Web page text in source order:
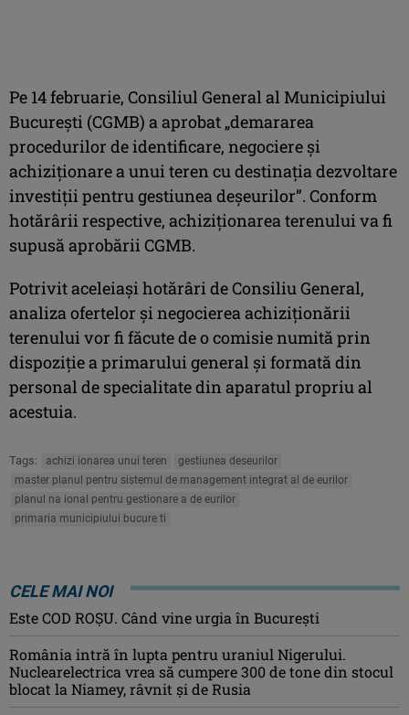
Pe 14 februarie, Consiliul General al Municipiului
Bucureşti (CGMB) a aprobat „demararea
procedurilor de identificare, negociere şi
achiziţionare a unui teren cu destinaţia dezvoltare
investiţii pentru gestiunea deşeurilor”. Conform
hotărârii respective, achiziţionarea terenului va fi
supusă aprobării CGMB.
Potrivit aceleiaşi hotărâri de Consiliu General,
analiza ofertelor şi negocierea achiziţionării
terenului vor fi făcute de o comisie numită prin
dispoziţie a primarului general şi formată din
personal de specialitate din aparatul propriu al
acestuia.
Tags: achizi ionarea unui teren
gestiunea deseurilor
master planul pentru sistemul de management integrat al de eurilor
planul na ional pentru gestionare a de eurilor
primaria municipiului bucure ti
CELE MAI NOI
Este COD ROŞU. Când vine urgia în Bucureşti
România intră în lupta pentru uraniul Nigerului.
Nuclearelectrica vrea să cumpere 300 de tone din stocul
blocat la Niamey, râvnit și de Rusia